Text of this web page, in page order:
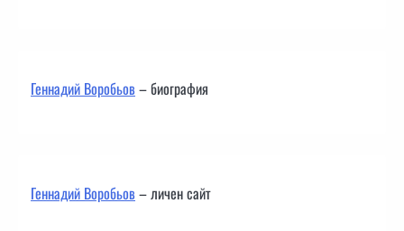
Геннадий Воробьов– биография
Геннадий Воробьов– личен сайт